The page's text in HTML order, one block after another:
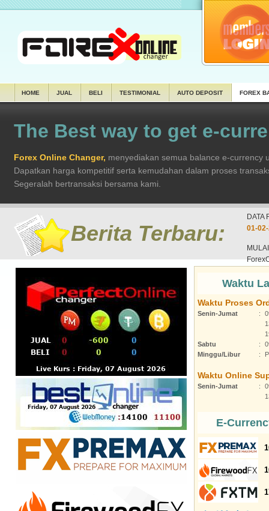
HOME JUAL BELI TESTIMONIAL AUTO DEPOSIT FOREX
The Best way to get e-
Forex Online Changer, menyediakan semua balance e-currency
Dapatkan harga kompetitif serta kemudahan dalam proses
Segeralah bertransaksi bersama kami.
Berita Terbaru:
01-
21-
Waktu
Waktu Proses
Senin-Jumat :
Sabtu
:
Minggu/Libur
:
Waktu Online
Senin-Jumat :
E-